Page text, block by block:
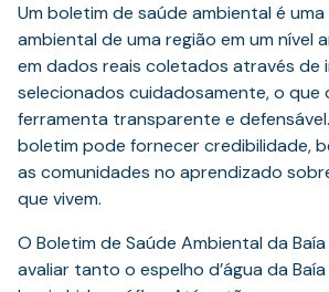
Um boletim de saúde ambiental é
ambiental de uma região em um nível
em dados reais coletados através de
selecionados cuidadosamente, o que
ferramenta transparente e
boletim pode fornecer credibilidade,
as comunidades no aprendizado
que vivem.
O Boletim de Saúde Ambiental da
avaliar tanto o espelho d’água da